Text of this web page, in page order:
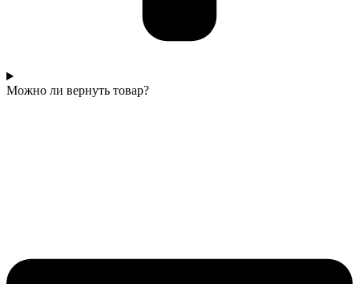
Можно ли вернуть товар?